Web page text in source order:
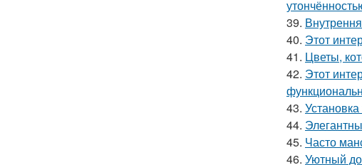
39.
40. Этот
41. Цветы,
42. Этот
43.
44.
45. Часто
46. Уютный